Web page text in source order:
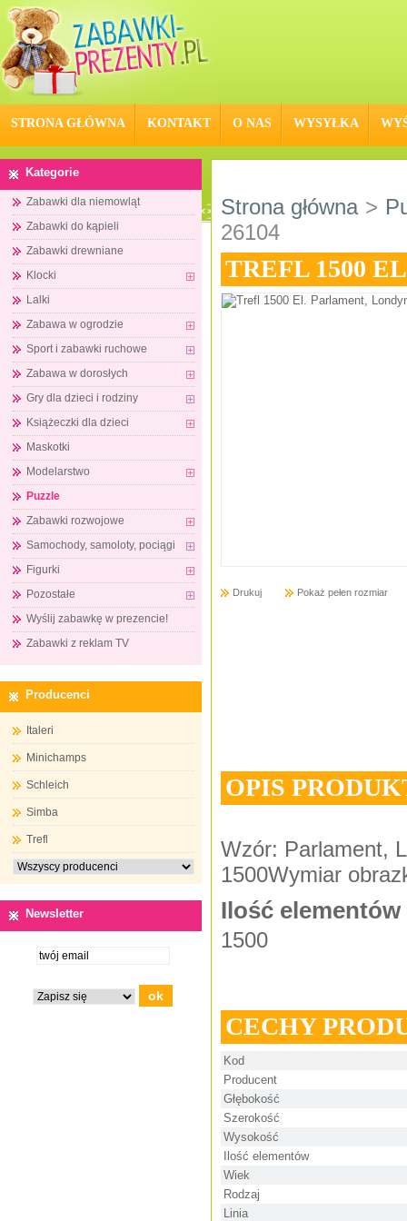
STRONA GŁÓWNA KONTAKT O NAS WYSYŁKA
Kategorie
Zabawki dla niemowląt
Zabawki do kąpieli
Zabawki drewniane
Klocki
Lalki
Zabawa w ogrodzie
Sport i zabawki ruchowe
Zabawa w dorosłych
Gry dla dzieci i rodziny
Książeczki dla dzieci
Maskotki
Modelarstwo
Puzzle
Zabawki rozwojowe
Samochody, samoloty, pociągi
Figurki
Pozostałe
Wyślij zabawkę w prezencie!
Zabawki z reklam TV
Producenci
Italeri
Minichamps
Schleich
Simba
Trefl
Newsletter
Strona główna >
26104
TREFL 1500
Drukuj Pokaż pełen rozmiar
OPIS
Wzór: Parlament,
1500Wymiar
Ilość elementów
1500
CECHY
Kod
Producent
Głębokość
Szerokość
Wysokość
Ilość elementów
Wiek
Rodzaj
Linia